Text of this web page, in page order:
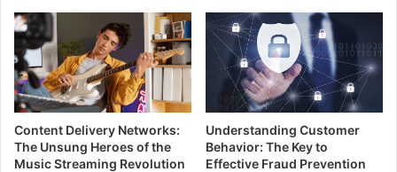
Content Delivery Networks:
The Unsung Heroes of the
Music Streaming Revolution
Understanding Customer
Behavior: The Key to
Effective Fraud Prevention